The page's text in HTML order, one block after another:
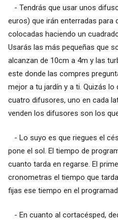
- Tendrás que usar unos
euros) que irán enterradas para
colocadas haciendo un
Usarás las más pequeñas que
alcanzan de 10cm a 4m y las
este donde las compres
mejor a tu jardín y a ti. Quizás
cuatro difusores, uno en cada
venden los difusores son los
- Lo suyo es que riegues el
pone el sol. El tiempo de
cuanto tarda en regarse. El
cronometras el tiempo que
fijas ese tiempo en el
- En cuanto al cortacésped,